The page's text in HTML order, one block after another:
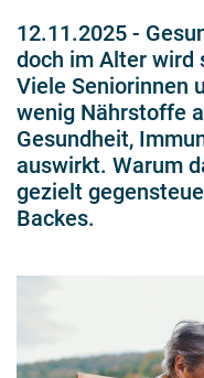
12.11.2025 -
doch im Alter wird
Viele Seniorinnen
wenig Nährstoffe
Gesundheit,
auswirkt. Warum
gezielt
Backes.